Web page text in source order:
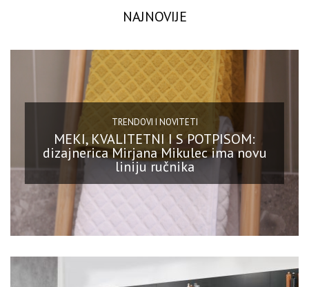
NAJNOVIJE
TRENDOVI I NOVITETI
MEKI, KVALITETNI I S POTPISOM:
dizajnerica Mirjana Mikulec ima novu
liniju ručnika